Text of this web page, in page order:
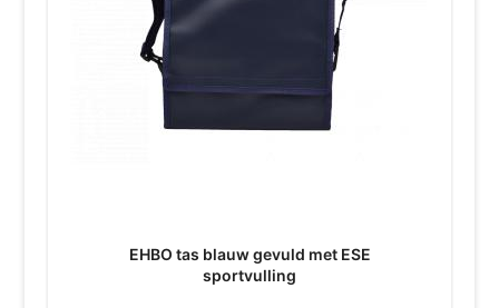
EHBO tas blauw gevuld met ESE
sportvulling